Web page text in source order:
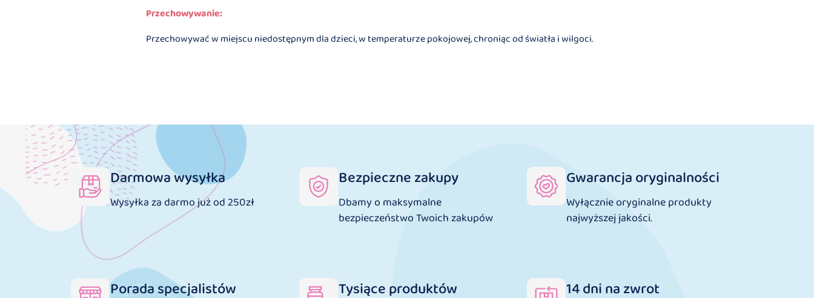
Przechowywanie:
Przechowywać w miejscu niedostępnym dla dzieci, w temperaturze pokojowej, chroniąc od światła i wilgoci.
Darmowa wysyłka
Wysyłka za darmo już od 250zł
Bezpieczne zakupy
Dbamy o maksymalne
bezpieczeństwo Twoich zakupów
Gwarancja oryginalności
Wyłącznie oryginalne produkty
najwyższej jakości.
Porada specjalistów Tysiące produktów 14 dni na zwrot